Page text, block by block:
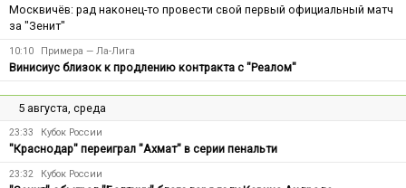
Москвичёв: рад наконец-то провести свой первый официальный матч
за "Зенит"
10:10 Примера — Ла-Лига
Винисиус близок к продлению контракта с "Реалом"
5 августа, среда
23:33 Кубок России
"Краснодар" переиграл "Ахмат" в серии пенальти
23:32 Кубок России